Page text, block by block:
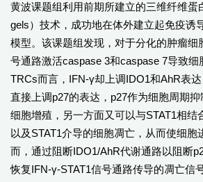
黄波课题组利用前期所建立的三维纤维蛋
gels）技术，成功地在体外建立起免疫诱
模型。该课题组发现，对于分化的肿瘤细
号通路激活caspase 3和caspase 7导致细
TRCs而言，IFN-γ却上调IDO1和AhR表
直接上调p27的表达，p27作为细胞周期
细胞增殖，另一方面又可以与STAT1相结
以及STAT1介导的细胞凋亡，从而使细胞
而，通过阻断IDO1/AhR代谢通路以阻断
恢复IFN-γ-STAT1信号通路传导的凋亡信